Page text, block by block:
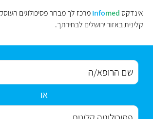
אינדקס
Infomed
מרכז לך מבחר פסיכולוגים
קלינית באזור ירושלים לבחירתך.
או